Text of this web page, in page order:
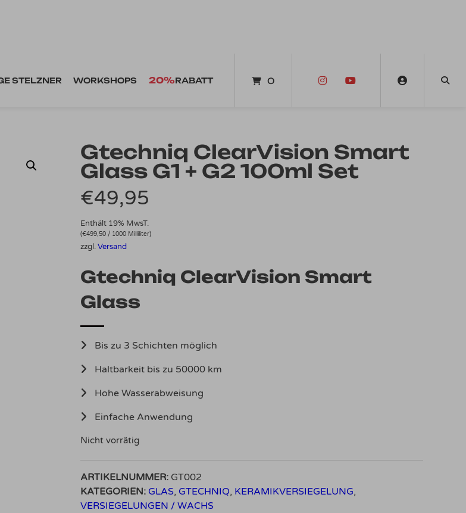
STELZNER WORKSHOPS 20%RABATT 0
Gtechniq ClearVision Smart
Glass G1 + G2 100ml Set
€49,95
Enthält 19% MwsT.
(€499,50 / 1000 Milliliter)
zzgl.Versand
Gtechniq ClearVision Smart
Glass
Bis zu 3 Schichten möglich
Haltbarkeit bis zu 50000 km
Hohe Wasserabweisung
Einfache Anwendung
Nicht vorrätig
ARTIKELNUMMER: GT002
KATEGORIEN: GLAS, GTECHNIQ, KERAMIKVERSIEGELUNG,
VERSIEGELUNGEN / WACHS